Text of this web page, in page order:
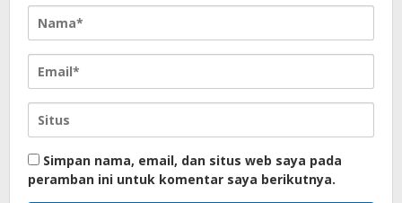
Simpan nama, email, dan situs web saya pada
peramban ini untuk komentar saya berikutnya.